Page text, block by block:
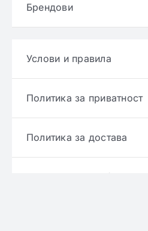
Брендови
Услови и правила
Политика за приватност
Политика за достава